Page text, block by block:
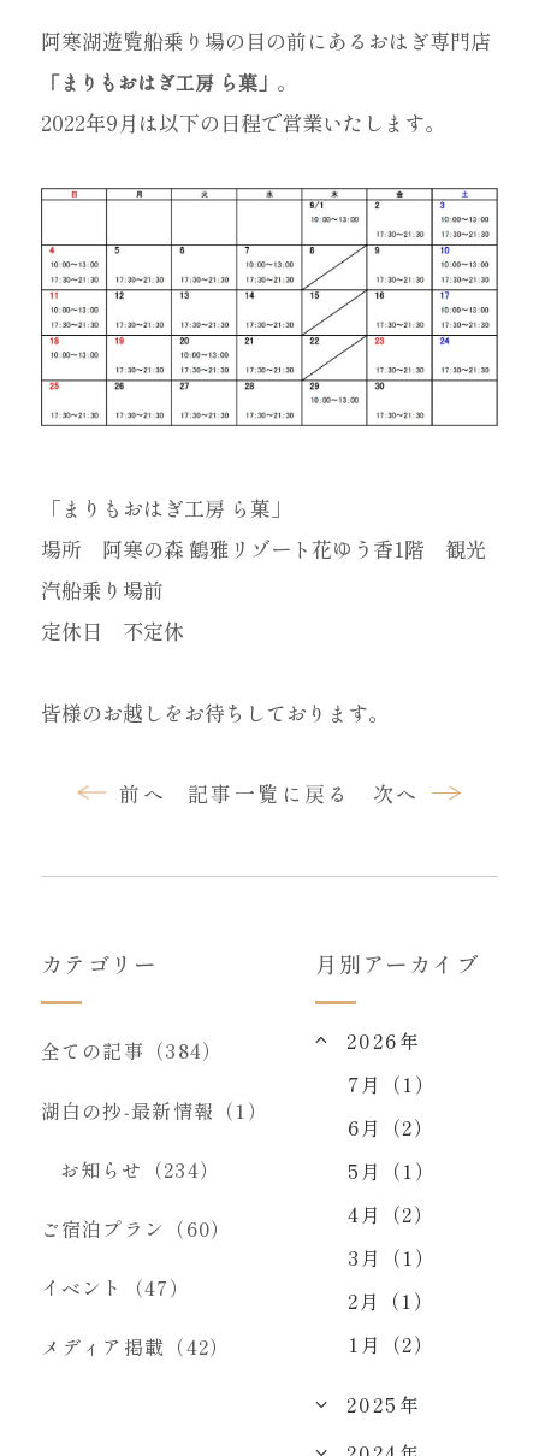
阿寒湖遊覧船乗り場の目の前にあるおはぎ専門店
「まりもおはぎ工房 ら菓」 。
2022年9月は以下の日程で営業いたします。
「まりもおはぎ工房 ら菓」
場所 阿寒の森 鶴雅リゾート花ゆう香1階 観光
汽船乗り場前
定休日 不定休
皆様のお越しをお待ちしております。
前へ 記事一覧に戻る 次へ
カテゴリー
全ての記事（384）
湖白の抄‐最新情報（1）
お知らせ（234）
ご宿泊プラン（60）
イベント（47）
メディア掲載（42）
月別アーカイブ
2026年
7月（1）
6月（2）
5月（1）
4月（2）
3月（1）
2月（1）
1月（2）
2025年